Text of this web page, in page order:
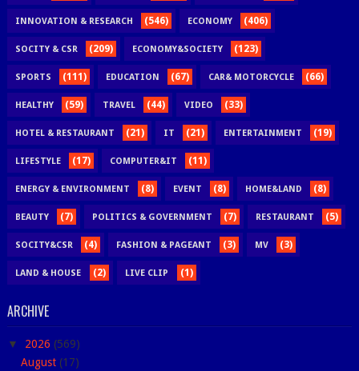
INNOVATION & RESEARCH (546) ECONOMY (406)
SOCITY & CSR (209) ECONOMY&SOCIETY (123)
SPORTS (111) EDUCATION (67) CAR& MOTORCYCLE (66)
HEALTHY (59) TRAVEL (44) VIDEO (33)
HOTEL & RESTAURANT (21) IT (21) ENTERTAINMENT (19)
LIFESTYLE (17) COMPUTER&IT (11)
ENERGY & ENVIRONMENT (8) EVENT (8) HOME&LAND (8)
BEAUTY (7) POLITICS & GOVERNMENT (7) RESTAURANT (5)
SOCITY&CSR (4) FASHION & PAGEANT (3) MV (3)
LAND & HOUSE (2) LIVE CLIP (1)
ARCHIVE
▼ 2026 (569)
August (17)